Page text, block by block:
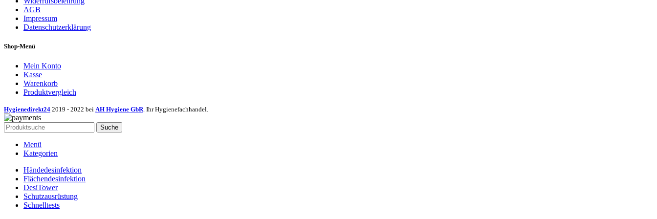
AGB
Impressum
Datenschutzerklärung
Shop-Menü
Mein Konto
Kasse
Warenkorb
Produktvergleich
Hygienedirekt24 2019 - 2022 bei AH Hygiene GbR . Ihr Hygienefachhandel.
Suche
Menü
Kategorien
Händedesinfektion
Flächendesinfektion
DesiTower
Schutzausrüstung
Schnelltests